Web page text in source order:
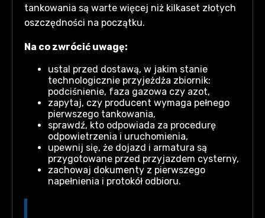
tankowania są warte więcej niż kilkaset złotych
oszczędności na początku.
Na co zwrócić uwagę:
ustal przed dostawą, w jakim stanie
technologicznie przyjeżdża zbiornik:
podciśnienie, faza gazowa czy azot,
zapytaj, czy producent wymaga pełnego
pierwszego tankowania,
sprawdź, kto odpowiada za procedurę
odpowietrzenia i uruchomienia,
upewnij się, że dojazd i armatura są
przygotowane przed przyjazdem cysterny,
zachowaj dokumenty z pierwszego
napełnienia i protokół odbioru.